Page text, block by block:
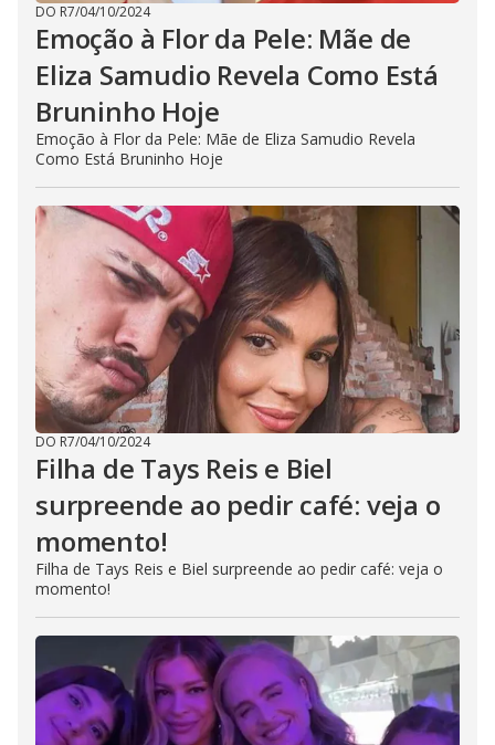
DO R7/04/10/2024
Emoção à Flor da Pele: Mãe de
Eliza Samudio Revela Como Está
Bruninho Hoje
Emoção à Flor da Pele: Mãe de Eliza Samudio Revela
Como Está Bruninho Hoje
DO R7/04/10/2024
Filha de Tays Reis e Biel
surpreende ao pedir café: veja o
momento!
Filha de Tays Reis e Biel surpreende ao pedir café: veja o
momento!